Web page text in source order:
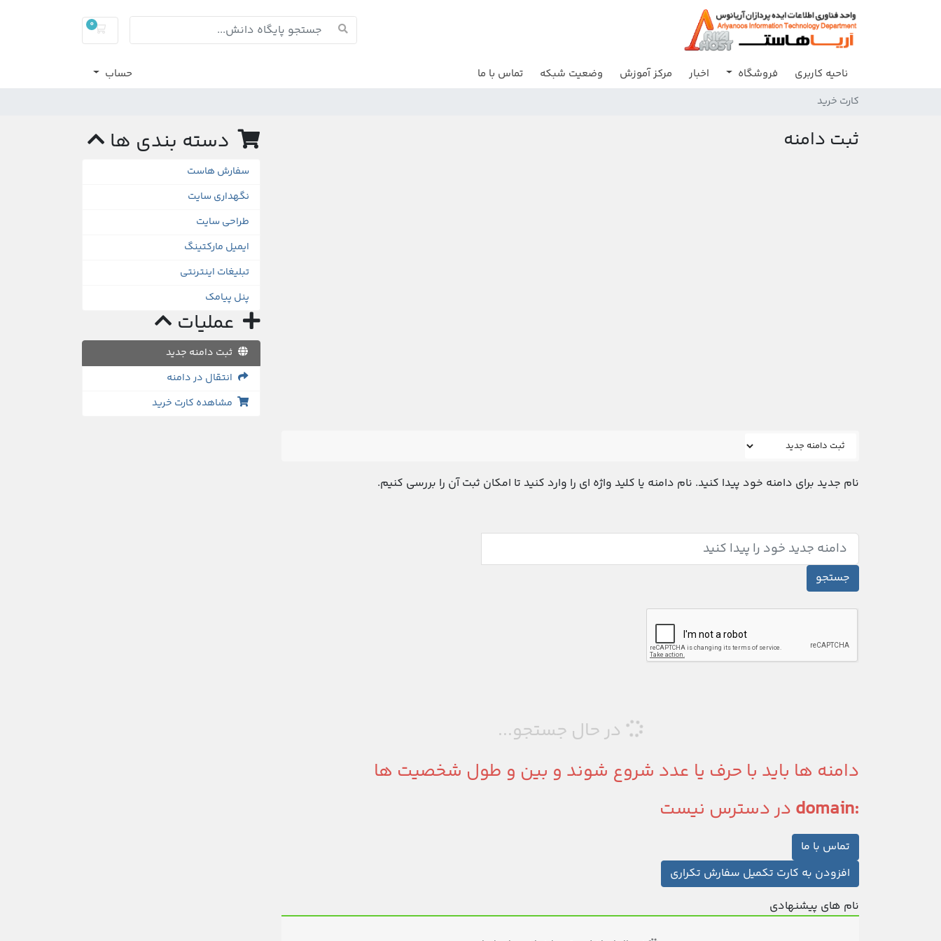
0
کارت خرید
ناحیه کاربری فروشگاه اخبار مرکز آموزش وضعیت شبکه تماس با ما حساب
کارت خرید
ثبت دامنه دسته بندی ها
سفارش هاست
نگهداری سایت
طراحی سایت
ایمیل مارکتینگ
تبلیغات اینترنتی
پنل پیامک
عملیات
ثبت دامنه جدید
انتقال در دامنه
مشاهده کارت خرید
نام جدید برای دامنه خود پیدا کنید. نام دامنه یا کلید واژه ای را وارد کنید تا امکان ثبت آن را بررسی کنیم.
جستجو
در حال جستجو...
دامنه ها باید با حرف یا عدد شروع شوند و بین و طول شخصیت ها
:domain
در دسترس نیست
تماس با ما
افزودن به کارت تکمیل سفارش تکراری
نام های پیشنهادی